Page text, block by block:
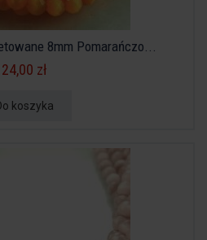
8mm Pomarańczo...
24,00 zł
koszyka